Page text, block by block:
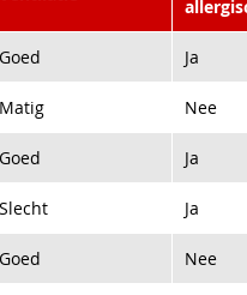
Goed Ja
Matig Nee
Goed Ja
Slecht Ja
Goed Nee